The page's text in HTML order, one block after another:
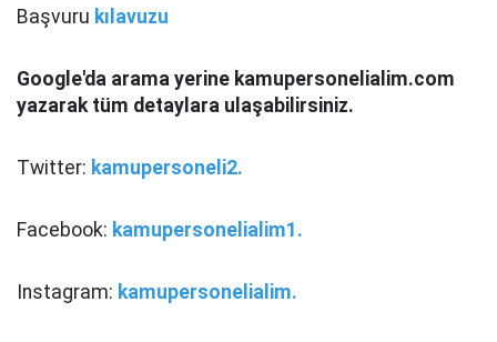
Başvuru kılavuzu
Google'da arama yerine kamupersonelialim.com
yazarak tüm detaylara ulaşabilirsiniz.
Twitter: kamupersoneli2.
Facebook: kamupersonelialim1.
Instagram: kamupersonelialim.